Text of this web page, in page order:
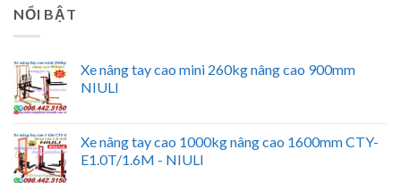
NỔI BẬT
Xe nâng tay cao mini 260kg nâng cao 900mm
NIULI
Xe nâng tay cao 1000kg nâng cao 1600mm CTY-
E1.0T/1.6M - NIULI